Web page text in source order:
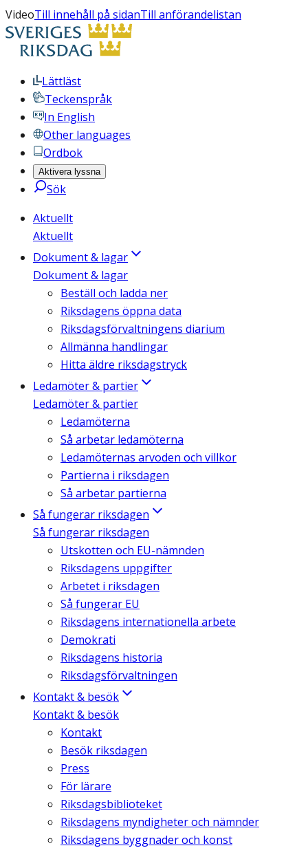
VideoTill innehåll på sidanTill anförandelistan
Lättläst
Teckenspråk
In English
Other languages
Ordbok
Aktivera lyssna
Sök
Aktuellt
Aktuellt
Dokument & lagar
Dokument & lagar
Beställ och ladda ner
Riksdagens öppna data
Riksdagsförvaltningens diarium
Allmänna handlingar
Hitta äldre riksdagstryck
Ledamöter & partier
Ledamöter & partier
Ledamöterna
Så arbetar ledamöterna
Ledamöternas arvoden och villkor
Partierna i riksdagen
Så arbetar partierna
Så fungerar riksdagen
Så fungerar riksdagen
Utskotten och EU-nämnden
Riksdagens uppgifter
Arbetet i riksdagen
Så fungerar EU
Riksdagens internationella arbete
Demokrati
Riksdagens historia
Riksdagsförvaltningen
Kontakt & besök
Kontakt & besök
Kontakt
Besök riksdagen
Press
För lärare
Riksdagsbiblioteket
Riksdagens myndigheter och nämnder
Riksdagens byggnader och konst